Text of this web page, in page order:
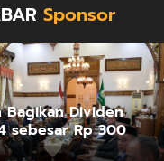
Sponsor
Bagikan Dividen
sebesar Rp 300